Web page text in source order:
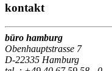
kontakt
büro hamburg
Obenhauptstrasse 7
D-22335 Hamburg